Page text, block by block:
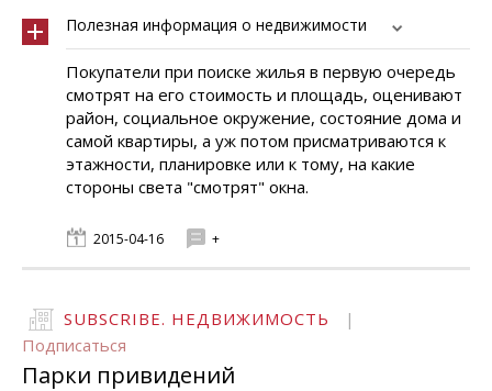
Полезная информация о недвижимости
Покупатели при поиске жилья в первую очередь
смотрят на его стоимость и площадь, оценивают
район, социальное окружение, состояние дома и
самой квартиры, а уж потом присматриваются к
этажности, планировке или к тому, на какие
стороны света "смотрят" окна.
2015-04-16 +
SUBSCRIBE. НЕДВИЖИМОСТЬ
|
Подписаться
Парки привидений